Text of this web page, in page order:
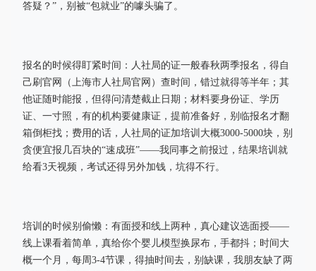
答疑？”，别被“包就业”的噱头骗了。
报名的时候得盯紧时间：人社局的证一般春秋两季报名，得自
己刷官网（上海市人社局官网）查时间，错过就得等半年；其
他证随时能报，但得问清楚截止日期；材料要身份证、学历
证、一寸照，有的机构要健康证，提前准备好，别临报名才翻
箱倒柜找；费用的话，人社局的证加培训大概3000-5000块，别
贪便宜报几百块的“速成班”——我同事之前报过，结果培训就
给看3天视频，考试还得另外加钱，坑得不行。
培训的时候别偷懒：有面授和线上两种，真心建议选面授——
线上课看着简单，真给你个婴儿模型换尿布，手都抖；时间大
概一个月，每周3-4节课，得抽时间去，别缺课，我朋友缺了两